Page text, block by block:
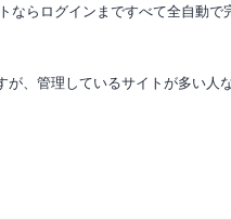
ならログインまですべて全自動で
、管理しているサイトが多い人な